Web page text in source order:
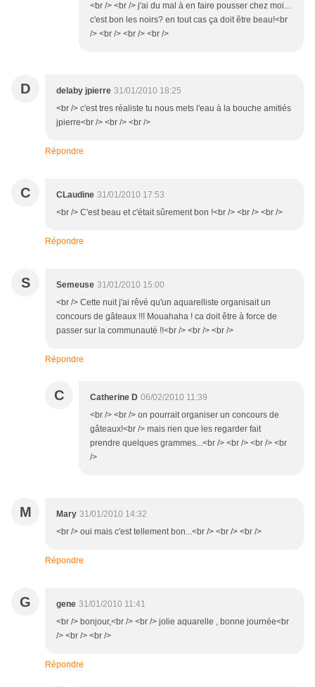
<br /> <br /> j'ai du mal à en faire pousser chez moi...
c'est bon les noirs? en tout cas ça doit être beau!<br
/> <br /> <br /> <br />
D delaby jpierre 31/01/2010 18:25
<br /> c'est tres réaliste tu nous mets l'eau à la bouche amitiés
jpierre<br /> <br /> <br />
Répondre
C CLaudine 31/01/2010 17:53
<br /> C'est beau et c'était sûrement bon !<br /> <br /> <br />
Répondre
S Semeuse 31/01/2010 15:00
<br /> Cette nuit j'ai rêvé qu'un aquarelliste organisait un
concours de gâteaux !!! Mouahaha ! ca doit être à force de
passer sur la communauté !!<br /> <br /> <br />
Répondre
C Catherine D 06/02/2010 11:39
<br /> <br /> on pourrait organiser un concours de
gâteaux!<br /> mais rien que les regarder fait
prendre quelques grammes...<br /> <br /> <br /> <br
/>
M Mary 31/01/2010 14:32
<br /> oui mais c'est tellement bon...<br /> <br /> <br />
Répondre
G gene 31/01/2010 11:41
<br /> bonjour,<br /> <br /> jolie aquarelle , bonne journée<br
/> <br /> <br />
Répondre